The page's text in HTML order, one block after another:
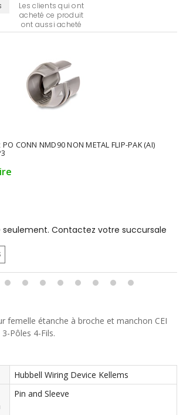
Les clients qui ont
acheté ce produit
ont aussi acheté
CONN NMD90 NON METAL FLIP-PAK (AI)
seulement. Contactez votre succursale
femelle étanche à broche et manchon CEI
Pôles 4-Fils.
Hubbell Wiring Device Kellems
Pin and Sleeve